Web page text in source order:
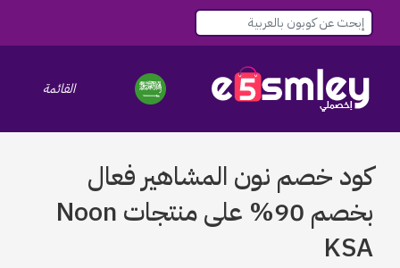
navigation
القائمة
كود خصم نون المشاهير فعال
بخصم 90% على منتجات Noon
KSA